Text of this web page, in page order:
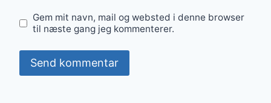
Gem mit navn, mail og websted i denne browser
til næste gang jeg kommenterer.